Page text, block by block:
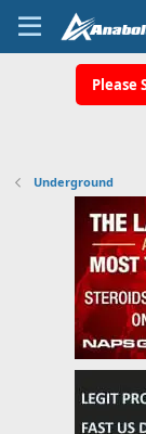
Please
Underground